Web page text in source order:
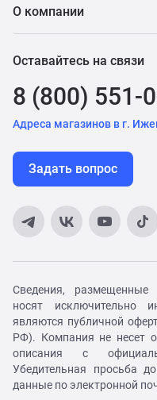
О компании
Оставайтесь на связи
8 (800) 551-
Адреса магазинов в г.
Задать вопрос
Сведения, размещенные
носят исключительно
являются публичной
РФ). Компания не несет
описания с
Убедительная просьба
данные по электронной